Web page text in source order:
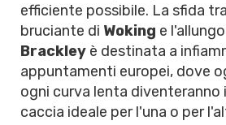
efficiente possibile. La sfida
bruciante di Woking e
Brackley è destinata a
appuntamenti europei, dove
ogni curva lenta diventeranno
caccia ideale per l'una o per